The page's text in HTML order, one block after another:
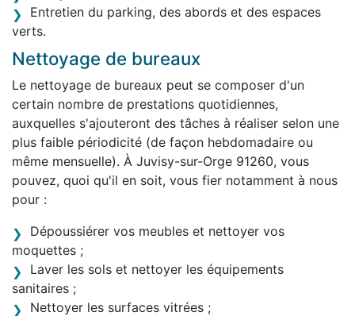
Entretien du parking, des abords et des espaces
verts.
Nettoyage de bureaux
Le nettoyage de bureaux peut se composer d'un
certain nombre de prestations quotidiennes,
auxquelles s'ajouteront des tâches à réaliser selon une
plus faible périodicité (de façon hebdomadaire ou
même mensuelle). À Juvisy-sur-Orge 91260, vous
pouvez, quoi qu'il en soit, vous fier notamment à nous
pour :
Dépoussiérer vos meubles et nettoyer vos
moquettes ;
Laver les sols et nettoyer les équipements
sanitaires ;
Nettoyer les surfaces vitrées ;